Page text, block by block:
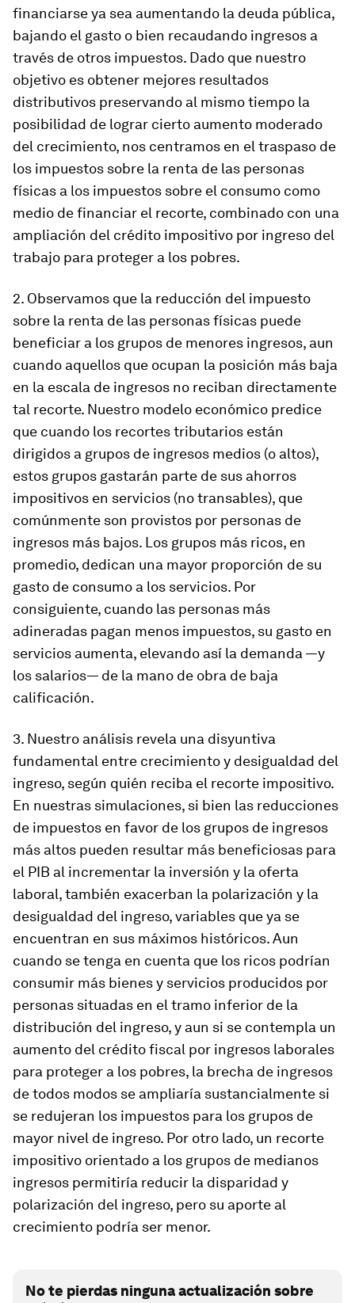
financiarse ya sea aumentando la deuda pública,
bajando el gasto o bien recaudando ingresos a
través de otros impuestos. Dado que nuestro
objetivo es obtener mejores resultados
distributivos preservando al mismo tiempo la
posibilidad de lograr cierto aumento moderado
del crecimiento, nos centramos en el traspaso de
los impuestos sobre la renta de las personas
físicas a los impuestos sobre el consumo como
medio de financiar el recorte, combinado con una
ampliación del crédito impositivo por ingreso del
trabajo para proteger a los pobres.
2. Observamos que la reducción del impuesto
sobre la renta de las personas físicas puede
beneficiar a los grupos de menores ingresos, aun
cuando aquellos que ocupan la posición más baja
en la escala de ingresos no reciban directamente
tal recorte. Nuestro modelo económico predice
que cuando los recortes tributarios están
dirigidos a grupos de ingresos medios (o altos),
estos grupos gastarán parte de sus ahorros
impositivos en servicios (no transables), que
comúnmente son provistos por personas de
ingresos más bajos. Los grupos más ricos, en
promedio, dedican una mayor proporción de su
gasto de consumo a los servicios. Por
consiguiente, cuando las personas más
adineradas pagan menos impuestos, su gasto en
servicios aumenta, elevando así la demanda —y
los salarios— de la mano de obra de baja
calificación.
3. Nuestro análisis revela una disyuntiva
fundamental entre crecimiento y desigualdad del
ingreso, según quién reciba el recorte impositivo.
En nuestras simulaciones, si bien las reducciones
de impuestos en favor de los grupos de ingresos
más altos pueden resultar más beneficiosas para
el PIB al incrementar la inversión y la oferta
laboral, también exacerban la polarización y la
desigualdad del ingreso, variables que ya se
encuentran en sus máximos históricos. Aun
cuando se tenga en cuenta que los ricos podrían
consumir más bienes y servicios producidos por
personas situadas en el tramo inferior de la
distribución del ingreso, y aun si se contempla un
aumento del crédito fiscal por ingresos laborales
para proteger a los pobres, la brecha de ingresos
de todos modos se ampliaría sustancialmente si
se redujeran los impuestos para los grupos de
mayor nivel de ingreso. Por otro lado, un recorte
impositivo orientado a los grupos de medianos
ingresos permitiría reducir la disparidad y
polarización del ingreso, pero su aporte al
crecimiento podría ser menor.
No te pierdas ninguna actualización sobre